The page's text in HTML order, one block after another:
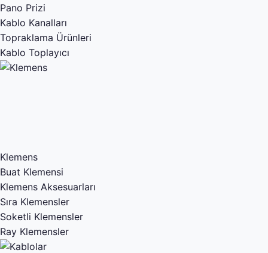
Pano Prizi
Kablo Kanalları
Topraklama Ürünleri
Kablo Toplayıcı
Klemens
Buat Klemensi
Klemens Aksesuarları
Sıra Klemensler
Soketli Klemensler
Ray Klemensler